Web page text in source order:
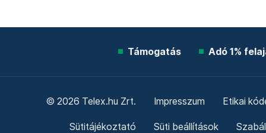
Támogatás Adó 1%
© 2026 Telex.hu Zrt. Impresszum Etikai
Sütitájékoztató Süti beállítások